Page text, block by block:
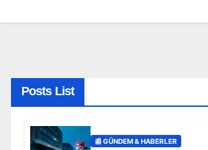
Posts List
📰 GÜNDEM & HABERLER